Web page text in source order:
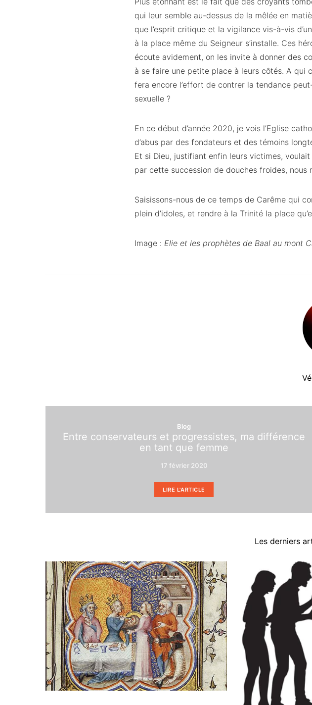
qui leur semble au-dessus de la mêlée en
que l’esprit critique et la vigilance vis-à-vis
à la place même du Seigneur s’installe. Ces
écoute avidement, on les invite à donner des
à se faire une petite place à leurs côtés. A qui
fera encore l’effort de contrer la tendance
sexuelle ?
En ce début d’année 2020, je vois l’Eglise
d’abus par des fondateurs et des témoins
Et si Dieu, justifiant enfin leurs victimes,
par cette succession de douches froides,
Saisissons-nous de ce temps de Carême qui
plein d’idoles, et rendre à la Trinité la place
Image : Elie et les prophètes de Baal au mont
Blog
Entre conservateurs et progressistes, ma différence
en tant que femme
17 février 2020
LIRE L'ARTICLE
Les derniers